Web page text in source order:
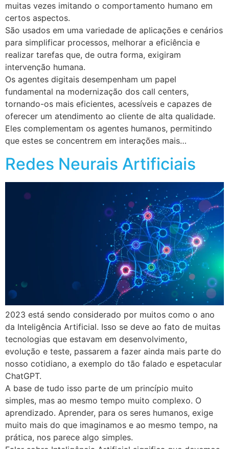
muitas vezes imitando o comportamento humano em
certos aspectos.
São usados em uma variedade de aplicações e cenários
para simplificar processos, melhorar a eficiência e
realizar tarefas que, de outra forma, exigiram
intervenção humana.
Os agentes digitais desempenham um papel
fundamental na modernização dos call centers,
tornando-os mais eficientes, acessíveis e capazes de
oferecer um atendimento ao cliente de alta qualidade.
Eles complementam os agentes humanos, permitindo
que estes se concentrem em interações mais…
Redes Neurais Artificiais
2023 está sendo considerado por muitos como o ano
da Inteligência Artificial. Isso se deve ao fato de muitas
tecnologias que estavam em desenvolvimento,
evolução e teste, passarem a fazer ainda mais parte do
nosso cotidiano, a exemplo do tão falado e espetacular
ChatGPT.
A base de tudo isso parte de um princípio muito
simples, mas ao mesmo tempo muito complexo. O
aprendizado. Aprender, para os seres humanos, exige
muito mais do que imaginamos e ao mesmo tempo, na
prática, nos parece algo simples.